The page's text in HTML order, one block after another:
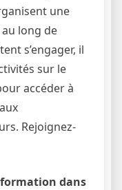
une
long de
s’engager, il
sur le
accéder à
Rejoignez-
dans